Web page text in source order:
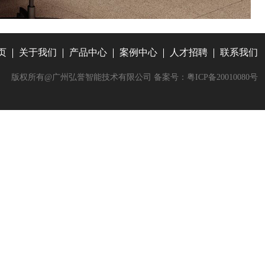
关于我们 产品中心 案例中心 人才招聘 联系我们
版权所有@广州弘誉智能技术有限公司 备案号：粤ICP备20010080号